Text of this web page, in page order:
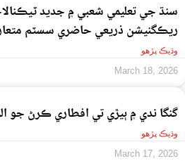
سنڌ جي تعليمي شعبي ۾ جديد
ريڪگنيشن ذريعي حاضري سسٽم
وڌيڪ پڙهو
March 18, 2026
گنگا ندي ۾ ٻيڙي تي افطاري ڪرڻ جو الزام، 14 نوجوان
وڌيڪ پڙهو
March 17, 2026